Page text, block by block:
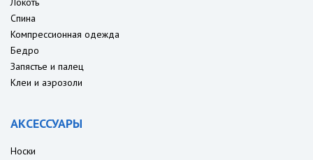
Спина
Компрессионная одежда
Бедро
Запястье и палец
Клеи и аэрозоли
АКСЕССУАРЫ
Носки